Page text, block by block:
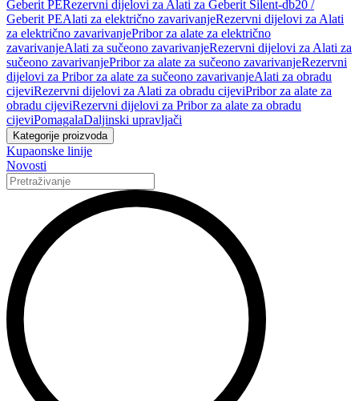
Geberit PERezervni dijelovi za Alati za Geberit Silent-db20 /
Geberit PEAlati za električno zavarivanjeRezervni dijelovi za Alati
za električno zavarivanjePribor za alate za električno
zavarivanjeAlati za sučeono zavarivanjeRezervni dijelovi za Alati za
sučeono zavarivanjePribor za alate za sučeono zavarivanjeRezervni
dijelovi za Pribor za alate za sučeono zavarivanjeAlati za obradu
cijeviRezervni dijelovi za Alati za obradu cijeviPribor za alate za
obradu cijeviRezervni dijelovi za Pribor za alate za obradu
cijeviPomagalaDaljinski upravljači
Kategorije proizvoda
Kupaonske linije
Novosti